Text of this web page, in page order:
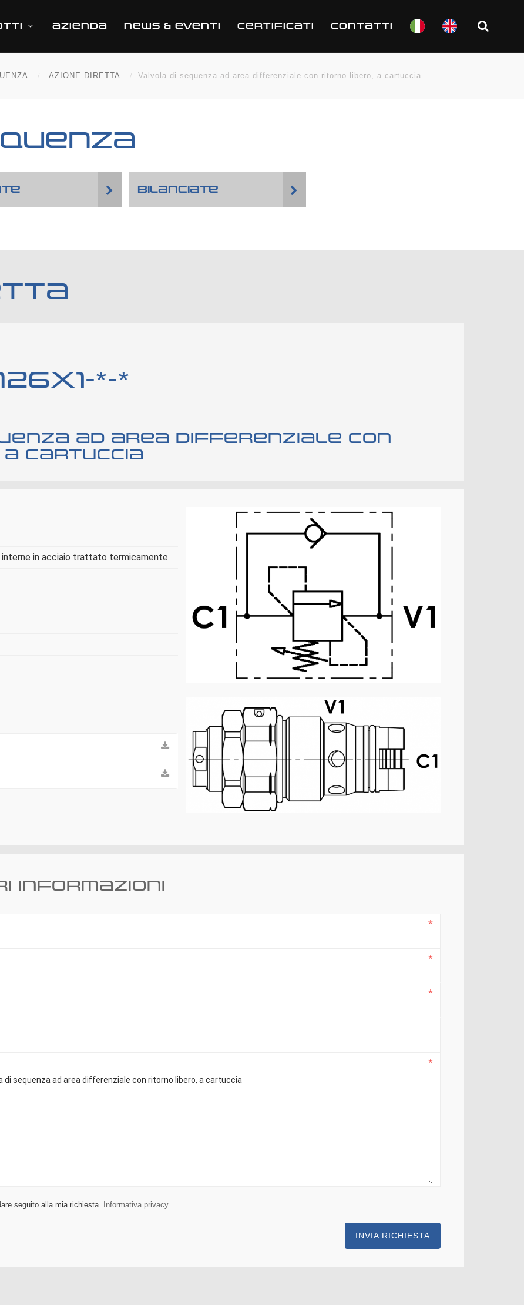
AZIENDA NEWS & EVENTI CERTIFICATI CONTATTI
AZIONE DIRETTA Valvola di sequenza ad area differenziale con ritorno libero, a cartuccia
BILANCIATE
*-*
ad area differenziale con
cartuccia
in acciaio trattato termicamente.
informazioni
seguito alla mia richiesta. Informativa privacy.
INVIA RICHIESTA